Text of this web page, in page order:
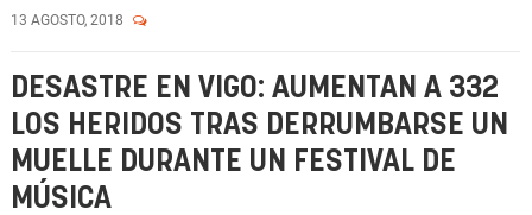
13 AGOSTO, 2018
DESASTRE EN VIGO: AUMENTAN A 332
LOS HERIDOS TRAS DERRUMBARSE UN
MUELLE DURANTE UN FESTIVAL DE
MÚSICA